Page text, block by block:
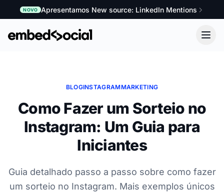
NOVO Apresentamos New source: LinkedIn Mentions
BLOGINSTAGRAMMARKETING
Como Fazer um Sorteio no
Instagram: Um Guia para
Iniciantes
Guia detalhado passo a passo sobre como fazer
um sorteio no Instagram. Mais exemplos únicos